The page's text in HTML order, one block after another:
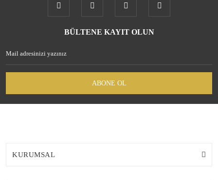
BÜLTENE KAYIT OLUN
ABONE OL
KURUMSAL